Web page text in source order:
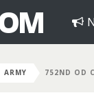
ARMY 752ND OD